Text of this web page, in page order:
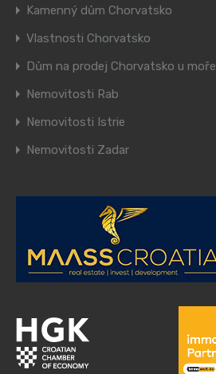
Kamenný dům Chorvatsko
Vlastnosti Chorvatsko
Dům na prodej Chorvatsko u moře
Nemovitosti Rab
Nemovitosti Istrie
Nemovitosti Zadar